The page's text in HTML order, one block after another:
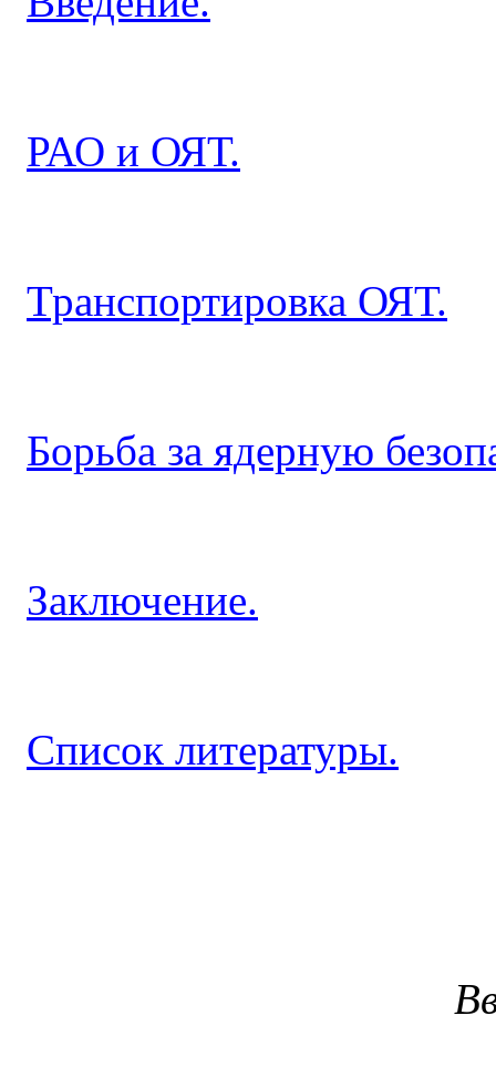
РАО и ОЯТ.
Транспортировка ОЯТ.
Борьба за ядерную
Заключение.
Список литературы.